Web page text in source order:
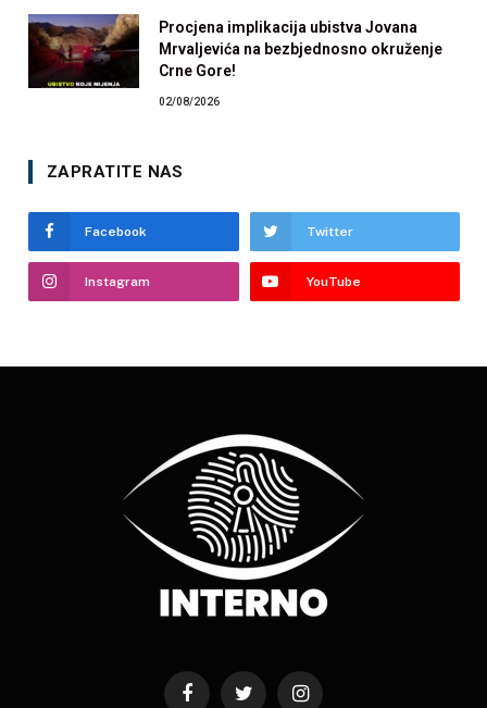
Procjena implikacija ubistva Jovana
Mrvaljevića na bezbjednosno okruženje
Crne Gore!
02/08/2026
ZAPRATITE NAS
Facebook Twitter
Instagram YouTube
FacebookTwitter Instagram